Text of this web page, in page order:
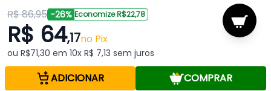
R$ 86,95 -26% Economize R$22,78
R$ 64,17no Pix
ou R$71,30 em 10x R$ 7,13 sem juros
ADICIONAR COMPRAR
Copyright © 2026 Mark Ferragens. Todos os direitos reservados.